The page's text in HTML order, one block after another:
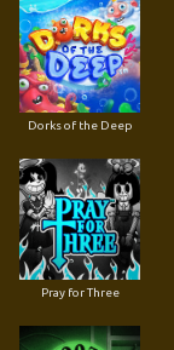
Dorks of the Deep
Pray for Three